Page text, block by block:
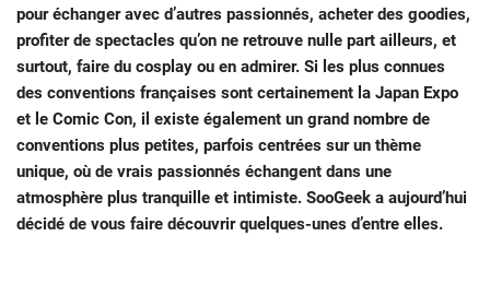
pour échanger avec d’autres passionnés, acheter des goodies,
profiter de spectacles qu’on ne retrouve nulle part ailleurs, et
surtout, faire du cosplay ou en admirer. Si les plus connues
des conventions françaises sont certainement la Japan Expo
et le Comic Con, il existe également un grand nombre de
conventions plus petites, parfois centrées sur un thème
unique, où de vrais passionnés échangent dans une
atmosphère plus tranquille et intimiste. SooGeek a aujourd’hui
décidé de vous faire découvrir quelques-unes d’entre elles.